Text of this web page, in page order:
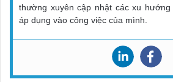
thường xuyên cập nhật các xu
áp dụng vào công việc của mình.